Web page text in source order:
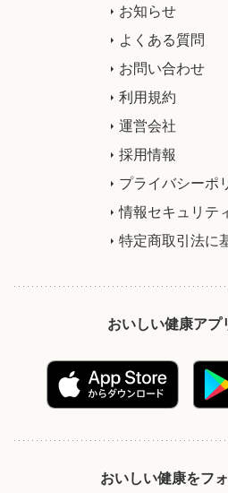
お知らせ
よくある質問
お問い合わせ
利用規約
運営会社
採用情報
プライバシーポ
情報セキュリテ
特定商取引法に
おいしい健康アプ
おいしい健康をフ